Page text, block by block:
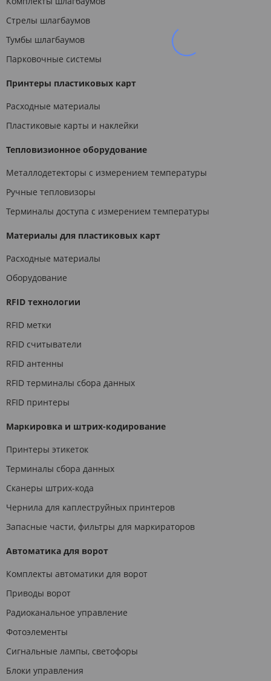
Стрелы шлагбаумов
Тумбы шлагбаумов
Парковочные системы
Принтеры пластиковых карт
Расходные материалы
Пластиковые карты и наклейки
Тепловизионное оборудование
Металлодетекторы с измерением температуры
Ручные тепловизоры
Терминалы доступа с измерением температуры
Материалы для пластиковых карт
Расходные материалы
Оборудование
RFID технологии
RFID метки
RFID считыватели
RFID антенны
RFID терминалы сбора данных
RFID принтеры
Маркировка и штрих-кодирование
Принтеры этикеток
Терминалы сбора данных
Сканеры штрих-кода
Чернила для каплеструйных принтеров
Запасные части, фильтры для маркираторов
Автоматика для ворот
Комплекты автоматики для ворот
Приводы ворот
Радиоканальное управление
Фотоэлементы
Сигнальные лампы, светофоры
Блоки управления